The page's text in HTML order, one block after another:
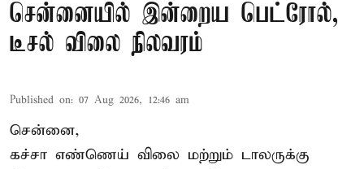
சென்னையில் இன்றைய பெட்ரோல்,
டீசல் விலை நிலவரம்
Published on: 07 Aug 2026, 12:46 am
சென்னை,
கச்சா எண்ணெய் விலை மற்றும் டாலருக்கு